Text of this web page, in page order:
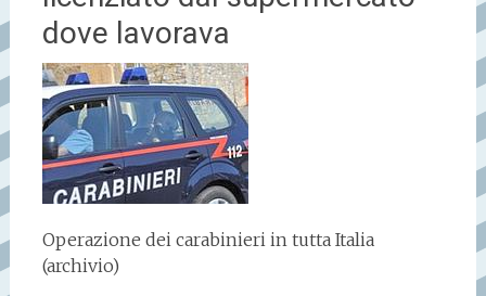
dove lavorava
Operazione dei carabinieri in tutta Italia
(archivio)